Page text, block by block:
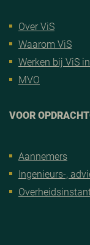
Over ViS
Waarom ViS
Werken bij ViS
MVO
VOOR
Aannemers
Ingenieurs-,